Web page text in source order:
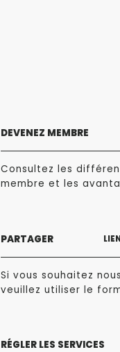
DEVENEZ MEMBRE
Consultez les
membre et les
PARTAGER
Si vous souhaitez
veuillez utiliser le
RÉGLER LES SERVICES